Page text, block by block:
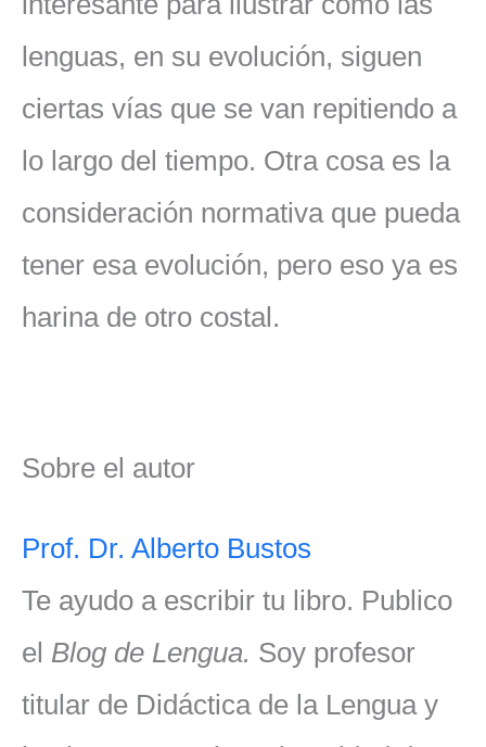
lenguas, en su evolución, siguen
ciertas vías que se van repitiendo a
lo largo del tiempo. Otra cosa es la
consideración normativa que pueda
tener esa evolución, pero eso ya es
harina de otro costal.
Sobre el autor
Prof. Dr. Alberto Bustos
Te ayudo a escribir tu libro. Publico
el Blog de Lengua. Soy profesor
titular de Didáctica de la Lengua y